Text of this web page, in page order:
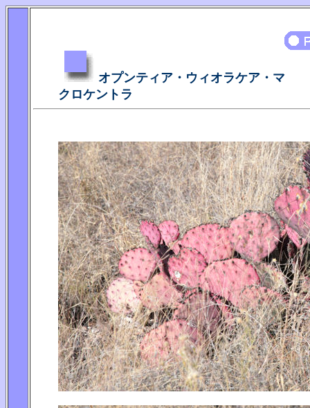
オプンティア・ウィオラケア・マ
クロケントラ